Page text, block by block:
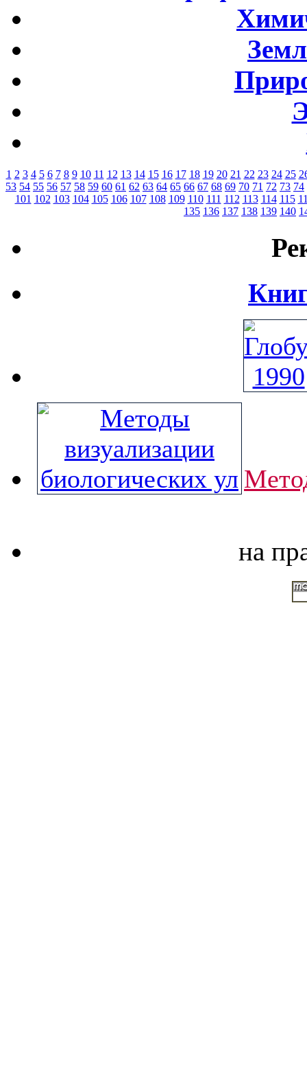
1 2 3 4 5 6 7 8 9 10 11 12 13 14 15 16 17 18 19 20 21 22 23 24 25
53 54 55 56 57 58 59 60 61 62 63 64 65 66 67 68 69 70 71 72 73 74
101 102 103 104 105 106 107 108 109 110 111 112 113 114 115
135 136 137 138 139 140
на